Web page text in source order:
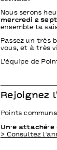
Nous serons
mercredi 2
ensemble la
Passez un très
vous, et à très
L’équipe de
Rejoignez
Points
Un·e
> Consultez